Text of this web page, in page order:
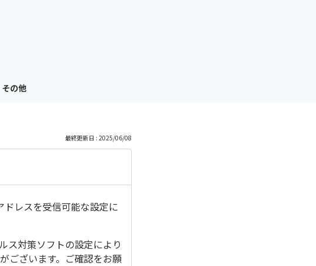
その他
最終更新日 : 2025/06/08
レスを受信可能な設定に
ス対策ソフトの設定により
ございます。ご確認をお願